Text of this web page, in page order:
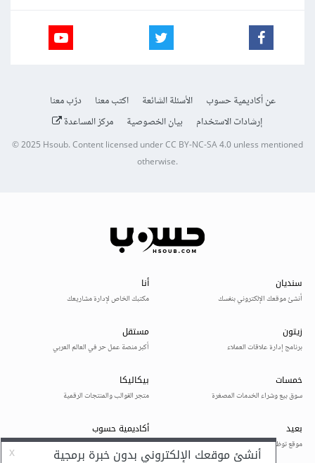
عن أكاديمية حسوب الأسئلة الشائعة اكتب معنا
درّب معنا
إرشادات الاستخدام
بيان الخصوصية مركز المساعدة
© 2025Hsoub.Content licensed underCC BY-NC-SA 4.0unless mentioned
otherwise.